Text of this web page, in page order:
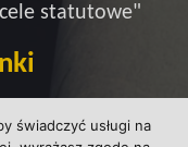
świadczyć usługi na
statutowe"